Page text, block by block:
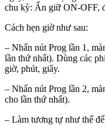
chu kỳ: Ấn giữ ON-OFF,
Cách hẹn giờ như sau:
– Nhấn nút Prog lần 1,
lần thứ nhất). Dùng các
giờ, phút, giây.
– Nhấn nút Prog lần 2,
cho lần thứ nhất).
– Làm tương tự như thế